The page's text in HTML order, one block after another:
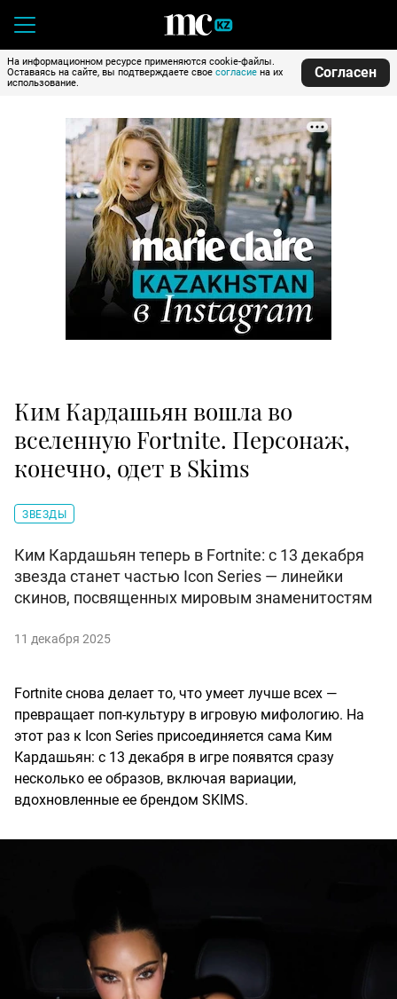
На информационном ресурсе применяются cookie-файлы.
Оставаясь на сайте, вы подтверждаете свое согласие на их
использование.
Согласен
Ким Кардашьян вошла во
вселенную Fortnite. Персонаж,
конечно, одет в Skims
ЗВЕЗДЫ
Ким Кардашьян теперь в Fortnite: с 13 декабря
звезда станет частью Icon Series — линейки
скинов, посвященных мировым знаменитостям
11 декабря 2025
Fortnite снова делает то, что умеет лучше всех —
превращает поп-культуру в игровую мифологию. На
этот раз к Icon Series присоединяется сама Ким
Кардашьян: с 13 декабря в игре появятся сразу
несколько ее образов, включая вариации,
вдохновленные ее брендом SKIMS.